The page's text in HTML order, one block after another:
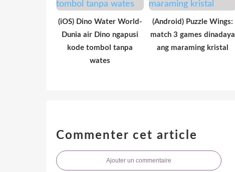
(iOS) Dino Water World-
Dunia air Dino ngapusi
kode tombol tanpa
wates
(Android) Puzzle Wings:
match 3 games dinadaya
ang maraming kristal
Commenter cet article
Ajouter un commentaire